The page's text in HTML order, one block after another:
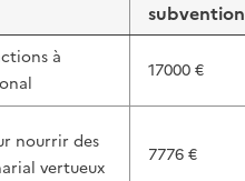
subvention
à
17000 €
nourrir des
vertueux
7776 €